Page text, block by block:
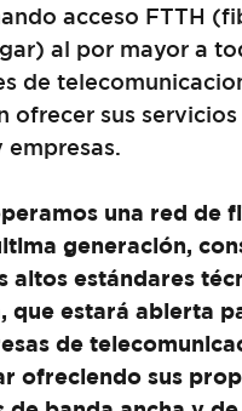
acceso FTTH
al por mayor a
de
ofrecer sus servicios
empresas.
una red de
generación,
altos estándares
que estará abierta
de
ofreciendo sus